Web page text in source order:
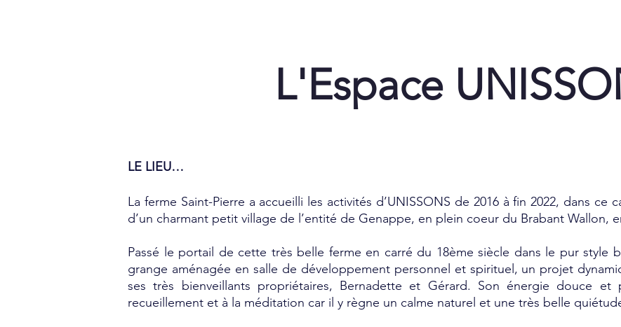
L'Espace
LE LIEU…
La ferme Saint-Pierre a accueilli les activités d’UNISSONS de 2016 à fin 2022, dans ce
d’un charmant petit village de l’entité de Genappe, en plein coeur du Brabant Wallon,
Passé le portail de cette très belle ferme en carré du 18ème siècle dans le pur style
grange aménagée en salle de développement personnel et spirituel, un projet
ses très bienveillants propriétaires, Bernadette et Gérard. Son énergie douce et
recueillement et à la méditation car il y règne un calme naturel et une très belle